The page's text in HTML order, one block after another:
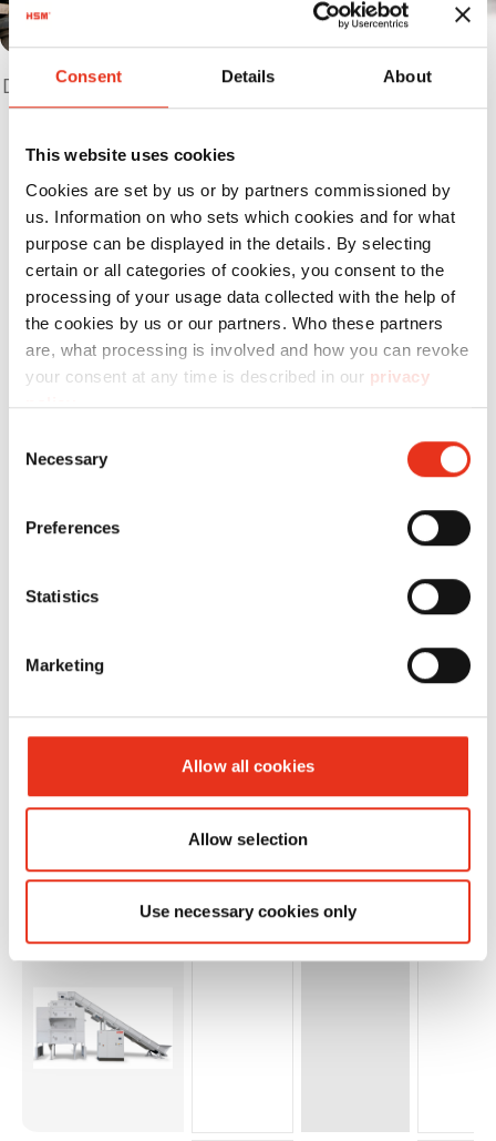
Consent Details About
This website uses cookies
Cookies are set by us or by partners commissioned by
us. Information on who sets which cookies and for what
purpose can be displayed in the details. By selecting
certain or all categories of cookies, you consent to the
processing of your usage data collected with the help of
the cookies by us or our partners. Who these partners
are, what processing is involved and how you can revoke
your consent at any time is described in our privacy
policy.
Selection
Necessary
Preferences
Statistics
Marketing
Allow all cookies
Allow selection
Use necessary cookies only
Distrugge in modo affidabile interi faldoni
e elenchi elefonici.
Prodottia confronto
di
HSM
DuoShredder
34 mm
-
TriShredder
6060 - 7,5 x
40-80 mm
1560000
particelle